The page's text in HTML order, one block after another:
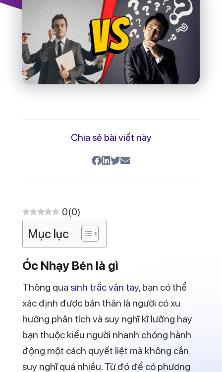
Chia sẻ bài viết này
0(0)
Mục lục
Óc Nhạy Bén là gì
Thông qua sinh trắc vân tay, bạn có thể
xác định được bản thân là người có xu
hướng phân tích và suy nghĩ kĩ lưỡng hay
bạn thuộc kiểu người nhanh chóng hành
động một cách quyết liệt mà không cần
suy nghĩ quá nhiều. Từ đó để có phương